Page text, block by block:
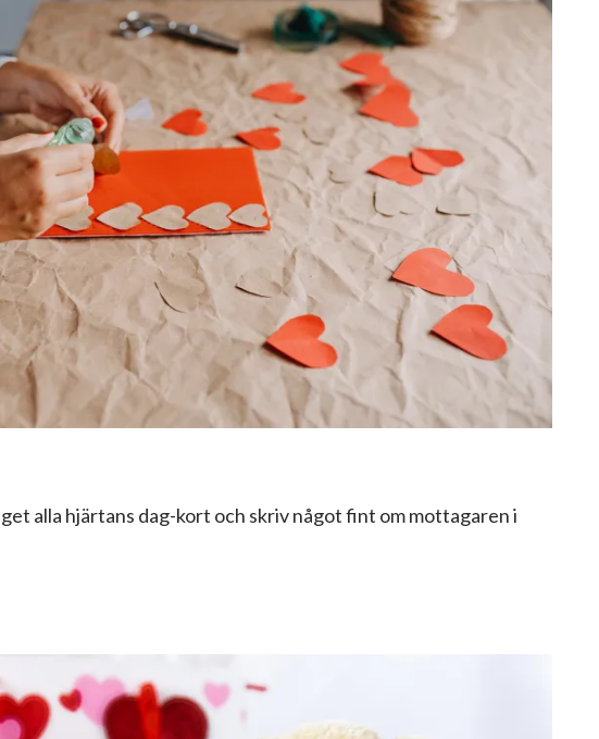
alla hjärtans dag-kort och skriv något fint om mottagaren i